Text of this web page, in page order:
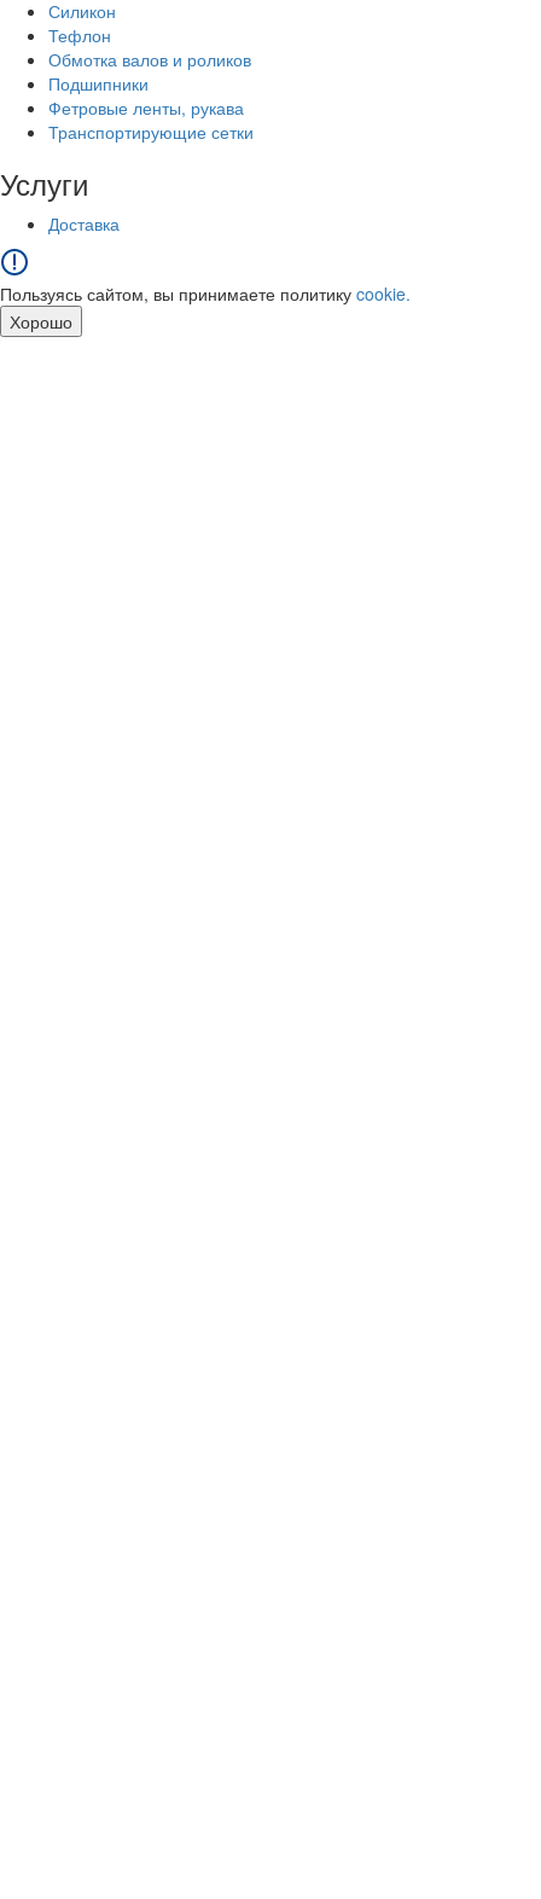
Силикон
Тефлон
Обмотка валов и роликов
Подшипники
Фетровые ленты, рукава
Транспортирующие сетки
Услуги
Доставка
Пользуясь сайтом, вы принимаете политику cookie.
Хорошо